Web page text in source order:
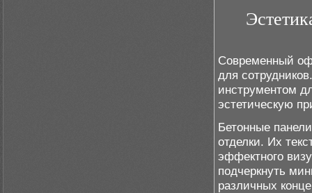
Современный
для
инструментом
эстетическую
Бетонные
отделки. Их
эффектного
подчеркнуть
различных